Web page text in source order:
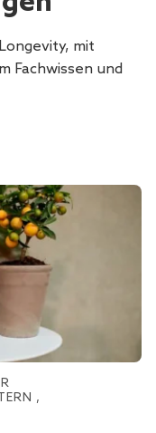
mit
Fachwissen und
,